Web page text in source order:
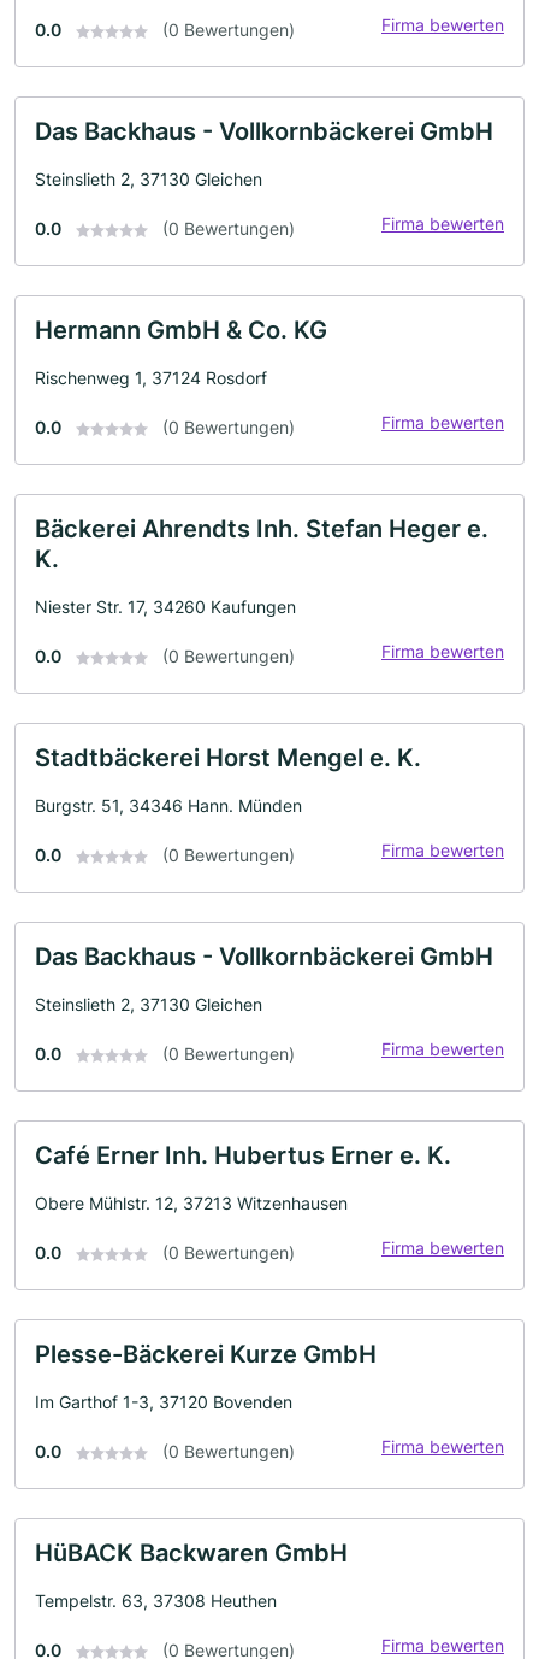
0.0 (0 Bewertungen) Firma bewerten
Das Backhaus - Vollkornbäckerei GmbH
Steinslieth 2, 37130 Gleichen
0.0 (0 Bewertungen) Firma bewerten
Hermann GmbH & Co. KG
Rischenweg 1, 37124 Rosdorf
0.0 (0 Bewertungen) Firma bewerten
Bäckerei Ahrendts Inh. Stefan Heger e.
K.
Niester Str. 17, 34260 Kaufungen
0.0 (0 Bewertungen) Firma bewerten
Stadtbäckerei Horst Mengel e. K.
Burgstr. 51, 34346 Hann. Münden
0.0 (0 Bewertungen) Firma bewerten
Das Backhaus - Vollkornbäckerei GmbH
Steinslieth 2, 37130 Gleichen
0.0 (0 Bewertungen) Firma bewerten
Café Erner Inh. Hubertus Erner e. K.
Obere Mühlstr. 12, 37213 Witzenhausen
0.0 (0 Bewertungen) Firma bewerten
Plesse-Bäckerei Kurze GmbH
Im Garthof 1-3, 37120 Bovenden
0.0 (0 Bewertungen) Firma bewerten
HüBACK Backwaren GmbH
Tempelstr. 63, 37308 Heuthen
0.0 (0 Bewertungen) Firma bewerten